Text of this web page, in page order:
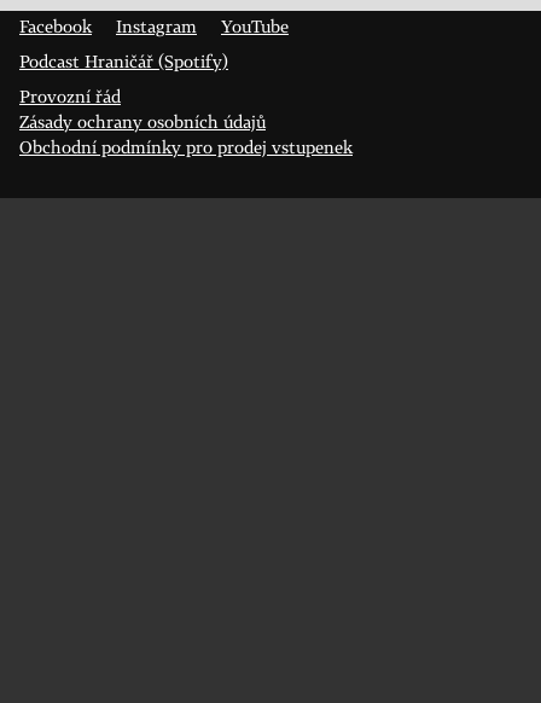
Facebook
Instagram
YouTube
Podcast Hraničář (Spotify)
Provozní řád
Zásady ochrany osobních údajů
Obchodní podmínky pro prodej vstupenek